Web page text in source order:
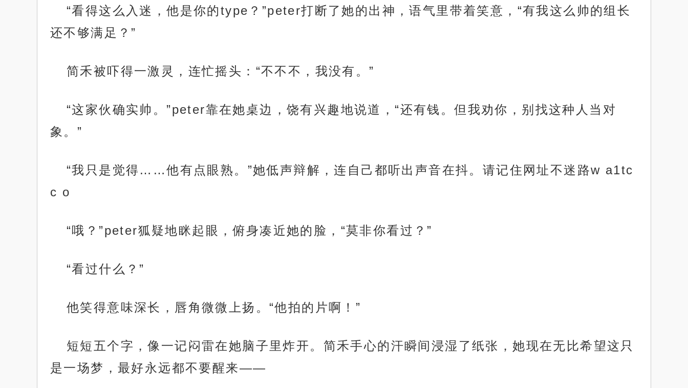
“看得这么入迷，他是你的type？”peter打断了她的出神，语气里带着笑意，“有我这么帅的组长
还不够满足？”
简禾被吓得一激灵，连忙摇头：“不不不，我没有。”
“这家伙确实帅。”peter靠在她桌边，饶有兴趣地说道，“还有钱。但我劝你，别找这种人当对
象。”
“我只是觉得……他有点眼熟。”她低声辩解，连自己都听出声音在抖。请记住网址不迷路w a1tc
c o
“哦？”peter狐疑地眯起眼，俯身凑近她的脸，“莫非你看过？”
“看过什么？”
他笑得意味深长，唇角微微上扬。“他拍的片啊！”
短短五个字，像一记闷雷在她脑子里炸开。简禾手心的汗瞬间浸湿了纸张，她现在无比希望这只
是一场梦，最好永远都不要醒来——